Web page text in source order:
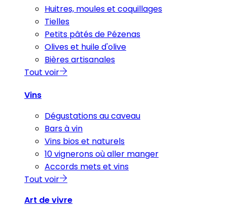
Huitres, moules et coquillages
Tielles
Petits pâtés de Pézenas
Olives et huile d'olive
Bières artisanales
Tout voir
Vins
Dégustations au caveau
Bars à vin
Vins bios et naturels
10 vignerons où aller manger
Accords mets et vins
Tout voir
Art de vivre